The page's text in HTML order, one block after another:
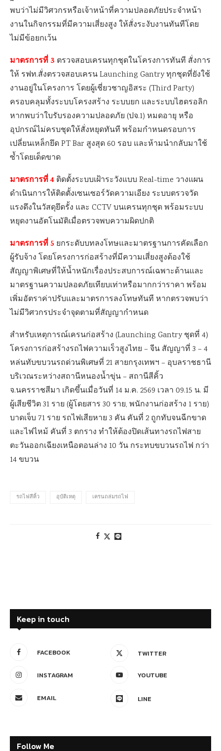
พบว่าไม่มีวิศวกรหรือเจ้าหน้าที่ความปลอดภัยประจำหน้า
งานในกิจกรรมที่มีความเสี่ยงสูง ให้สั่งระงับงานทันทีโดย
ไม่มีข้อยกเว้น
มาตรการที่3 ตรวจสอบเครนทุกชุดในโครงการทันที สั่งการ
ให้ รฟท.สั่งตรวจสอบเครน Launching Gantry ทุกชุดที่ยังใช้
งานอยู่ในโครงการ โดยผู้เชี่ยวชาญอิสระ (Third Party)
ครอบคลุมทั้งระบบโครงสร้าง ระบบยก และระบบไฮดรอลิก
หากพบว่าใบรับรองความปลอดภัย (ปจ.1) หมดอายุ หรือ
อุปกรณ์ไม่ครบชุดให้สั่งหยุดทันที พร้อมกำหนดรอบการ
เปลี่ยนเหล็กยึด PT Bar สูงสุด 60 รอบ และห้ามนำกลับมาใช้
ซ้ำโดยเด็ดขาด
มาตรการที่4 ติดตั้งระบบเฝ้าระวังแบบ Real-time วางแผน
ดำเนินการให้ติดตั้งเซนเซอร์วัดความเอียง ระบบตรวจวัด
แรงดึงในวัสดุยึดรั้ง และ CCTV บนเครนทุกชุด พร้อมระบบ
หยุดงานอัตโนมัติเมื่อตรวจพบความผิดปกติ
มาตรการที่5 ยกระดับบทลงโทษและมาตรฐานการคัดเลือก
ผู้รับจ้าง โดยโครงการก่อสร้างที่มีความเสี่ยงสูงต้องใช้
สัญญาพิเศษที่ให้น้ำหนักเรื่องประสบการณ์เฉพาะด้านและ
มาตรฐานความปลอดภัยเทียบเท่าหรือมากกว่าราคา พร้อม
เพิ่มอัตราค่าปรับและมาตรการลงโทษทันที หากตรวจพบว่า
ไม่มีวิศวกรประจำจุดตามที่สัญญากำหนด
สำหรับเหตุการณ์เครนก่อสร้าง (Launching Gantry ชุดที่ 4)
โครงการก่อสร้างรถไฟความเร็วสูงไทย – จีน สัญญาที่ 3 – 4
หล่นทับขบวนรถด่วนพิเศษที่ 21 สายกรุงเทพฯ – อุบลราชธานี
บริเวณระหว่างสถานีหนองน้ำขุ่น – สถานีสีคิ้ว
จ.นครราชสีมา เกิดขึ้นเมื่อวันที่ 14 ม.ค. 2569 เวลา 09.15 น. มี
ผู้เสียชีวิต 31 ราย (ผู้โดยสาร 30 ราย, พนักงานก่อสร้าง 1 ราย)
บาดเจ็บ 71 ราย รถไฟเสียหาย 3 คัน คันที่ 2 ถูกทับจนฉีกขาด
และไฟไหม้ คันที่ 3 ตกราง ทำให้ต้องปิดเส้นทางรถไฟสาย
ตะวันออกเฉียงเหนือตอนล่าง 10 วัน กระทบขบวนรถไฟ กว่า
14 ขบวน
รถไฟสีคิ้ว อุบัติเหตุ เครนถล่มรถไฟ
Keep in touch
FACEBOOK TWITTER
INSTAGRAM YOUTUBE
EMAIL LINE
Follow Me